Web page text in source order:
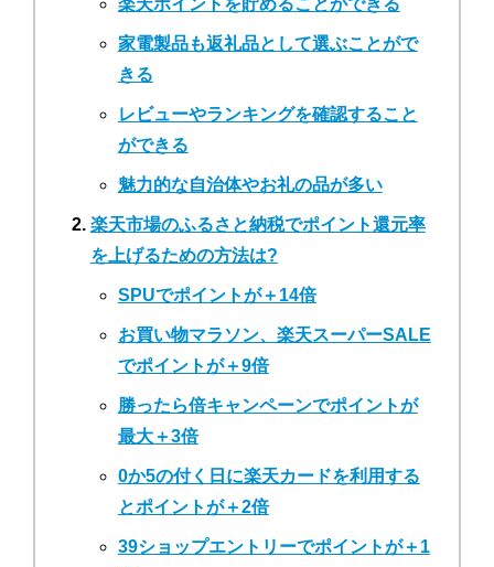
楽天ポイントを貯めることができる
家電製品も返礼品として選ぶことがで
きる
レビューやランキングを確認すること
ができる
魅力的な自治体やお礼の品が多い
楽天市場のふるさと納税でポイント還元率
を上げるための方法は?
SPUでポイントが＋14倍
お買い物マラソン、楽天スーパーSALE
でポイントが＋9倍
勝ったら倍キャンペーンでポイントが
最大＋3倍
0か5の付く日に楽天カードを利用する
とポイントが＋2倍
39ショップエントリーでポイントが＋1